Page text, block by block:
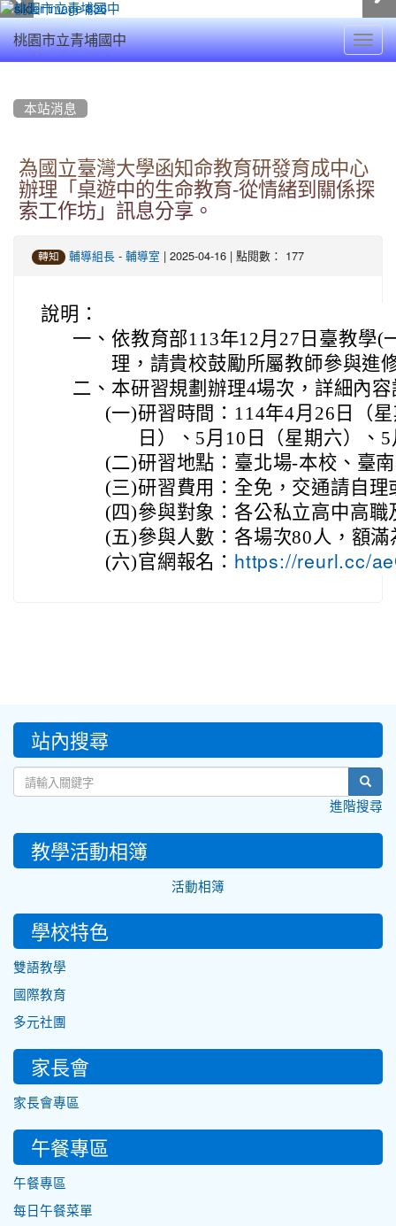
桃園市立青埔國中
本站消息
為國立臺灣大學函知命教育研發育成中心
辦理「桌遊中的生命教育-從情緒到關係探
索工作坊」訊息分享。
轉知 輔導組長 - 輔導室 | 2025-04-16 | 點閱數： 177
說明：
一、 依教育部113年12月27日臺教學(
理，請貴校鼓勵所屬教師參與進
二、 本研習規劃辦理4場次，詳細內
(一)研習時間：114年4月26日（
日）、5月10日（星期六）、
(二)研習地點：臺北場-本校、臺
(三)研習費用：全免，交通請自
(四)參與對象：各公私立高中高職
(五)參與人數：各場次80人，額滿
(六)官網報名： https://reurl.cc/
::: 站內搜尋
進階搜尋
教學活動相簿
活動相簿
學校特色
雙語教學
國際教育
多元社團
家長會
家長會專區
午餐專區
午餐專區
每日午餐菜單